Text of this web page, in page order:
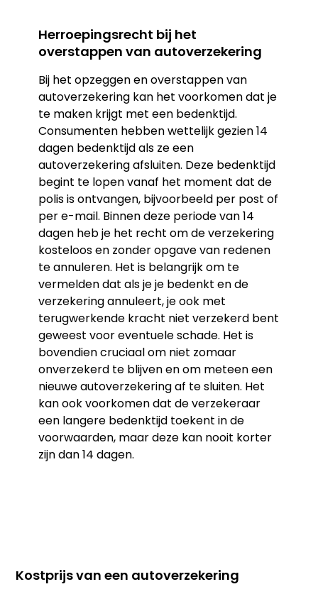
Herroepingsrecht bij het
overstappen van autoverzekering
Bij het opzeggen en overstappen van
autoverzekering kan het voorkomen dat je
te maken krijgt met een bedenktijd.
Consumenten hebben wettelijk gezien 14
dagen bedenktijd als ze een
autoverzekering afsluiten. Deze bedenktijd
begint te lopen vanaf het moment dat de
polis is ontvangen, bijvoorbeeld per post of
per e-mail. Binnen deze periode van 14
dagen heb je het recht om de verzekering
kosteloos en zonder opgave van redenen
te annuleren. Het is belangrijk om te
vermelden dat als je je bedenkt en de
verzekering annuleert, je ook met
terugwerkende kracht niet verzekerd bent
geweest voor eventuele schade. Het is
bovendien cruciaal om niet zomaar
onverzekerd te blijven en om meteen een
nieuwe autoverzekering af te sluiten. Het
kan ook voorkomen dat de verzekeraar
een langere bedenktijd toekent in de
voorwaarden, maar deze kan nooit korter
zijn dan 14 dagen.
Kostprijs van een autoverzekering